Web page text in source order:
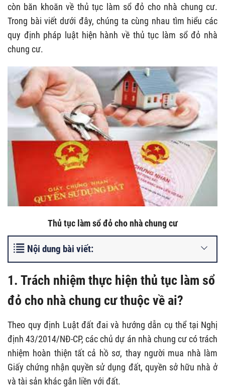
còn băn khoăn về thủ tục làm sổ đỏ cho nhà chung cư.
Trong bài viết dưới đây, chúng ta cùng nhau tìm hiểu các
quy định pháp luật hiện hành về thủ tục làm sổ đỏ nhà
chung cư.
Thủ tục làm sổ đỏ cho nhà chung cư
Nội dung bài viết:
1. Trách nhiệm thực hiện thủ tục làm sổ
đỏ cho nhà chung cư thuộc về ai?
Theo quy định Luật đất đai và hướng dẫn cụ thể tại Nghị
định 43/2014/NĐ-CP, các chủ dự án nhà chung cư có trách
nhiệm hoàn thiện tất cả hồ sơ, thay người mua nhà làm
Giấy chứng nhận quyền sử dụng đất, quyền sở hữu nhà ở
và tài sản khác gắn liền với đất.